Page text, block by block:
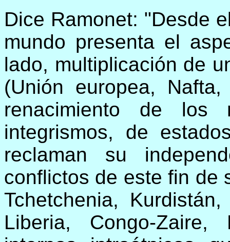
Dice Ramonet: "Desde
mundo presenta el
lado, multiplicación de
(Unión europea,
renacimiento de los
integrismos, de
reclaman su
conflictos de este fin de
Tchetchenia,
Liberia, Congo-Zaire,